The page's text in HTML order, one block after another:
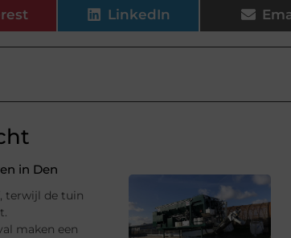
LinkedIn
in Den
terwijl de tuin
maken een